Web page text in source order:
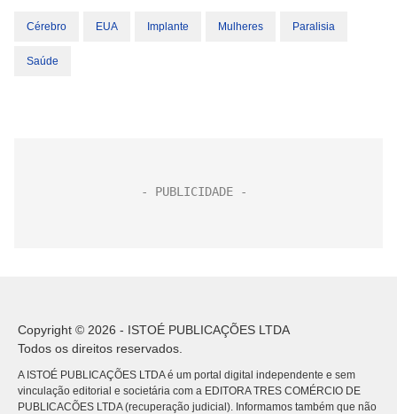
Cérebro EUA Implante Mulheres Paralisia
Saúde
Copyright © 2026 - ISTOÉ PUBLICAÇÕES LTDA
Todos os direitos reservados.
A ISTOÉ PUBLICAÇÕES LTDA é um portal digital independente e sem
vinculação editorial e societária com a EDITORA TRES COMÉRCIO DE
PUBLICACÕES LTDA (recuperação judicial). Informamos também que não